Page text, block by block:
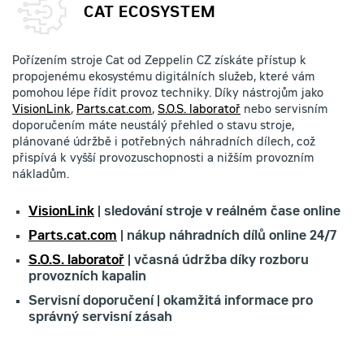
CAT ECOSYSTEM
Pořízením stroje Cat od Zeppelin CZ získáte přístup k
propojenému ekosystému digitálních služeb, které vám
pomohou lépe řídit provoz techniky. Díky nástrojům jako
VisionLink, Parts.cat.com, S.O.S. laboratoř nebo servisním
doporučením máte neustálý přehled o stavu stroje,
plánované údržbě i potřebných náhradních dílech, což
přispívá k vyšší provozuschopnosti a nižším provozním
nákladům.
VisionLink | sledování stroje v reálném čase online
Parts.cat.com | nákup náhradních dílů online 24/7
S.O.S. laboratoř | včasná údržba díky rozboru
provozních kapalin
Servisní doporučení | okamžitá informace pro
správný servisní zásah